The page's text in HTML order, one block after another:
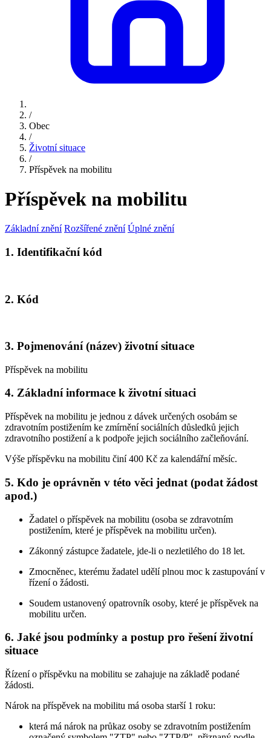
/
Obec
/
Životní situace
/
Příspěvek na mobilitu
Příspěvek na mobilitu
Základní znění Rozšířené znění Úplné znění
1. Identifikační kód
2. Kód
3. Pojmenování (název) životní situace
Příspěvek na mobilitu
4. Základní informace k životní situaci
Příspěvek na mobilitu je jednou z dávek určených osobám se
zdravotním postižením ke zmírnění sociálních důsledků jejich
zdravotního postižení a k podpoře jejich sociálního začleňování.
Výše příspěvku na mobilitu činí 400 Kč za kalendářní měsíc.
5. Kdo je oprávněn v této věci jednat (podat žádost
apod.)
Žadatel o příspěvek na mobilitu (osoba se zdravotním
postižením, které je příspěvek na mobilitu určen).
Zákonný zástupce žadatele, jde-li o nezletilého do 18 let.
Zmocněnec, kterému žadatel udělí plnou moc k zastupování v
řízení o žádosti.
Soudem ustanovený opatrovník osoby, které je příspěvek na
mobilitu určen.
6. Jaké jsou podmínky a postup pro řešení životní
situace
Řízení o příspěvku na mobilitu se zahajuje na základě podané
žádosti.
Nárok na příspěvek na mobilitu má osoba starší 1 roku:
která má nárok na průkaz osoby se zdravotním postižením